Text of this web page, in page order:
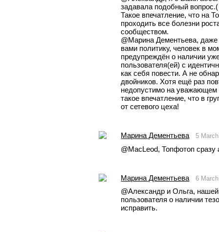
задавала подобный
Такое впечатление, что на
проходить все болезни
сообществом.
@Марина Дементьева,
вами политику, человек в
предупреждён о наличии
пользователя(ей) с
как себя повести. А не
двойников. Хотя ещё раз
недопустимо на уважающем
такое впечатление, что в
от сетевого цеха!
Марина Дементьева 5
@MacLeod, Топфотоп сразу
Марина Дементьева 6
@Александр и Ольга,
пользователя о наличии
исправить.